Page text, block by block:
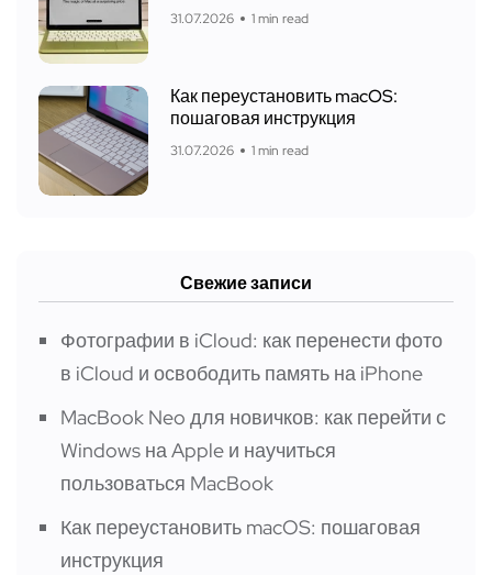
31.07.2026 1 min read
Как переустановить macOS:
пошаговая инструкция
31.07.2026 1 min read
Свежие записи
Фотографии в iCloud: как перенести фото
в iCloud и освободить память на iPhone
MacBook Neo для новичков: как перейти с
Windows на Apple и научиться
пользоваться MacBook
Как переустановить macOS: пошаговая
инструкция